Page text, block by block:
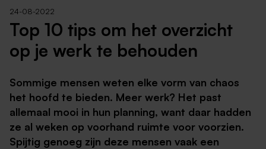
24-08-2022
Top 10 tips om het overzicht
op je werk te behouden
Sommige mensen weten elke vorm van chaos
het hoofd te bieden. Meer werk? Het past
allemaal mooi in hun planning, want daar hadden
ze al weken op voorhand ruimte voor voorzien.
Spijtig genoeg zijn deze mensen vaak een